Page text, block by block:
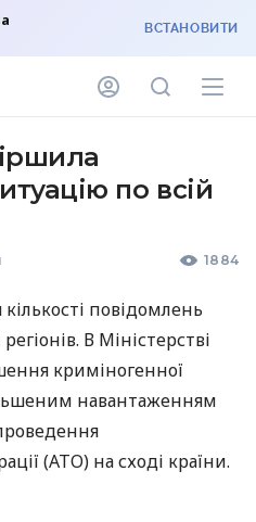
ВСТАНОВИТИ
по всій
1884
кількості повідомлень
В Міністерстві
криміногенної
навантаженням
(АТО) на сході країни.